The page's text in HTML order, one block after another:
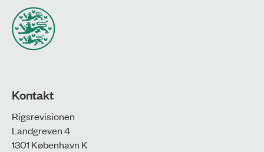
Kontakt
Rigsrevisionen
Landgreven 4
1301 København K